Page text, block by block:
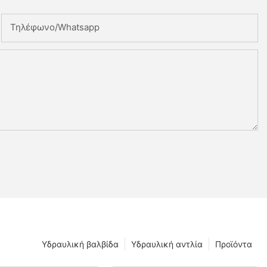
Τηλέφωνο/whatsapp
Προϊόντα
Υδραυλική αντλία
Υδραυλική βαλβίδα